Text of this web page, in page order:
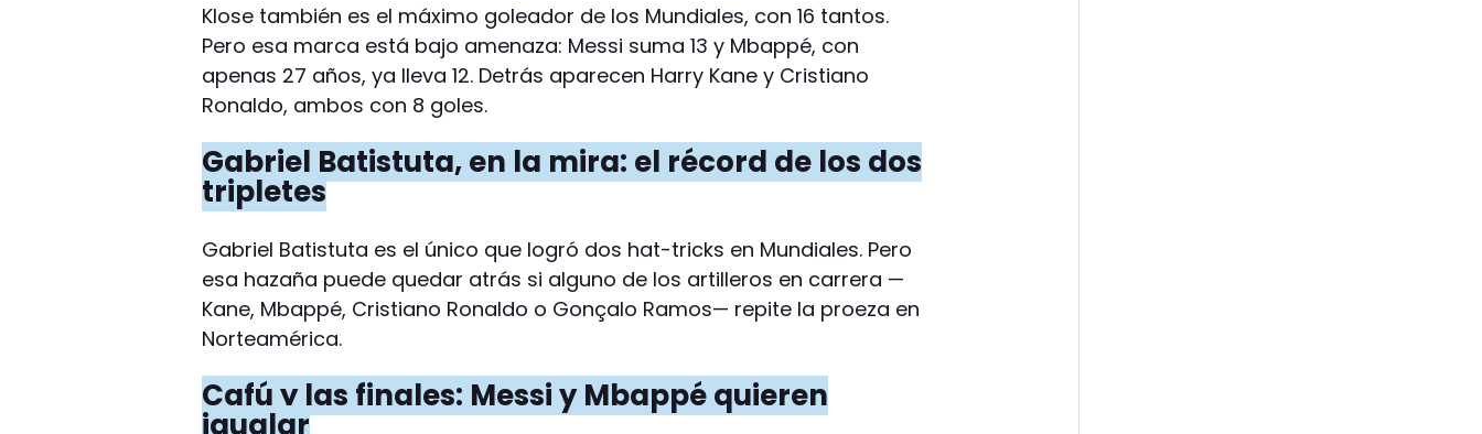
Klose también es el máximo goleador de los Mundiales, con 16 tantos.
Pero esa marca está bajo amenaza: Messi suma 13 y Mbappé, con
apenas 27 años, ya lleva 12. Detrás aparecen Harry Kane y Cristiano
Ronaldo, ambos con 8 goles.
Gabriel Batistuta, en la mira: el récord de los dos
tripletes
Gabriel Batistuta es el único que logró dos hat-tricks en Mundiales. Pero
esa hazaña puede quedar atrás si alguno de los artilleros en carrera —
Kane, Mbappé, Cristiano Ronaldo o Gonçalo Ramos— repite la proeza en
Norteamérica.
Cafú y las finales: Messi y Mbappé quieren
igualar